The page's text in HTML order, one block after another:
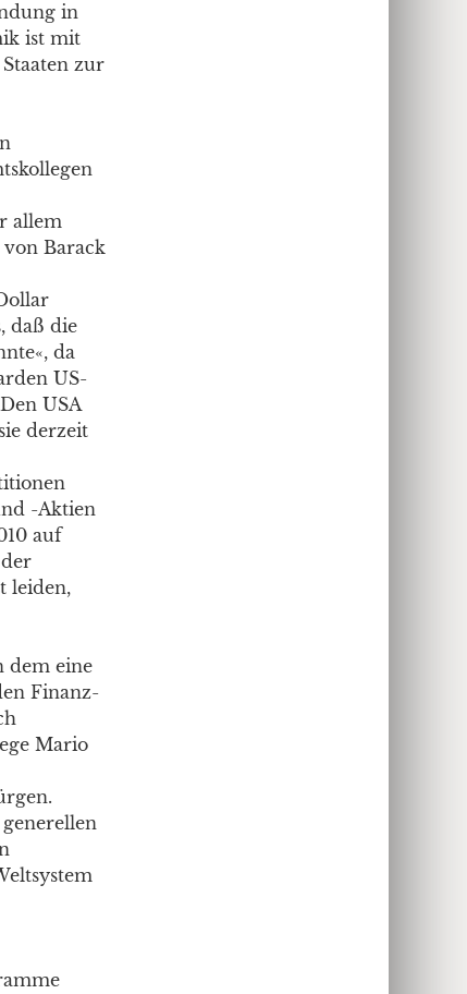
in
ist mit
zur
allem
Barack
daß die
da
US-
USA
derzeit
-Aktien
auf
leiden,
dem eine
Finanz-
Mario